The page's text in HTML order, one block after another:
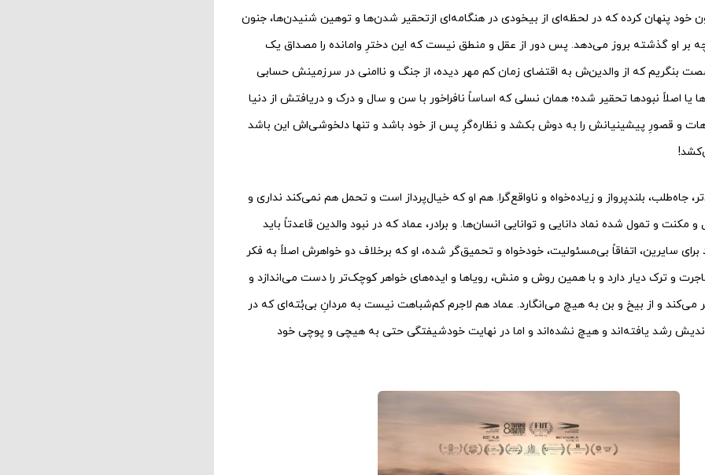
خود پنهان کرده که در لحظه‌ای از بیخودی در هنگامه‌ای ازتحقیر شدن‌ها و توهین شنیدن‌ها، جنون
بر او گذشته بروز می‌دهد. پس دور از عقل و منطق نیست که این دخترِ وامانده را مصداق یک
بنگریم که از والدین‌ش به اقتضای زمان کم مهر دیده، از جنگ و ناامنی در سرزمینش حسابی
یا اصلاً نبودها تحقیر شده؛ همان نسلی که اساساً نافراخور با سن و سال و درک و دریافتش از دنیا
و قصورِ‌ پیشینیانش را به دوش بکشد و نظاره‌گرِ پس از خود باشد و تنها دلخوشی‌اش این باشد
جاه‌طلب‌، بلندپرواز و زیاده‌خواه و ناواقع‌گرا. هم‌ او که خیال‌پرداز است و تحمل هم نمی‌کند نداری و
و مکنت و تمول شده نماد دانایی و توانایی انسان‌ها. و برادر، عماد که در نبود والدین قاعدتاً باید
سایرین، اتفاقاً بی‌مسئولیت، خودخواه و تحمیق‌گر شده، او که برخلاف دو خواهرش اصلاً به فکر
و ترک دیار دارد و با همین روش و منش، رویاها و ایده‌های خواهر کوچک‌تر را دست می‌اندازد و
می‌کند و از بیخ و بن به هیچ می‌انگارد. عماد هم لاجرم کم‌شباهت نیست به مردانِ بی‌بُته‌ای که در
رشد یافته‌اند و هیچ نشده‌اند و اما در نهایت خودشیفتگی حتی به هیچی و پوچی خود